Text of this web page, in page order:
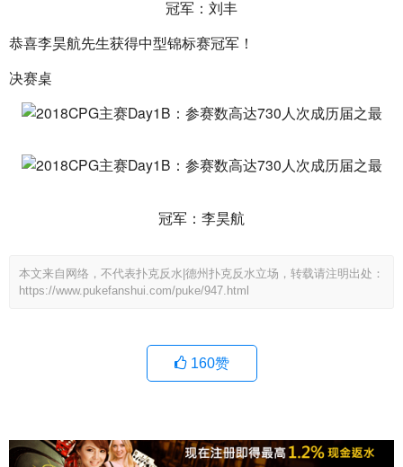
冠军：刘丰
恭喜李昊航先生获得中型锦标赛冠军！
决赛桌
冠军：李昊航
本文来自网络，不代表扑克反水|德州扑克反水立场，转载请注明出处：
https://www.pukefanshui.com/puke/947.html
160赞